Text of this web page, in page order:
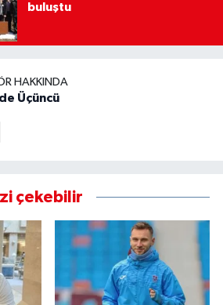
buluştu
HAKKINDA
Üçüncü
çekebilir